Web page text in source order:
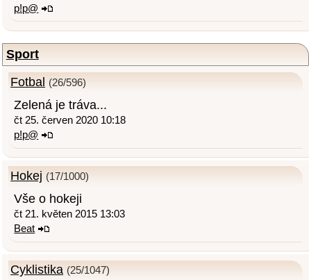
p!p@
Sport
Fotbal (26/596)
Zelená je tráva...
čt 25. červen 2020 10:18
p!p@
Hokej (17/1000)
Vše o hokeji
čt 21. květen 2015 13:03
Beat
Cyklistika (25/1047)